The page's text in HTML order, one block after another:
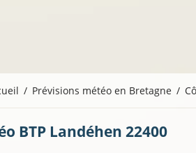
Prévisions météo en Bretagne
BTP Landéhen 22400